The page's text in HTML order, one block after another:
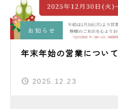
お知らせ
年末年始の営業について
2025.12.23